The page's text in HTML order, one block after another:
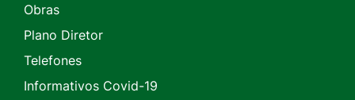
Obras
Plano Diretor
Telefones
Informativos Covid-19